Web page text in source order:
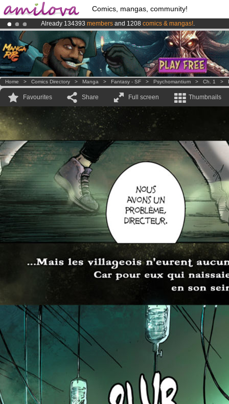
Comics, mangas, community!
Already 134393 members and 1208 comics & mangas!.
AmilovaKickstarter is now LIVE!.
Premium membership from3.95 euros per month !Get membership
Home > Comics Directory > Manga > Fantasy - SF > Psychomantium > Ch. 1 >
Favourites Share Full screen Thumbnails